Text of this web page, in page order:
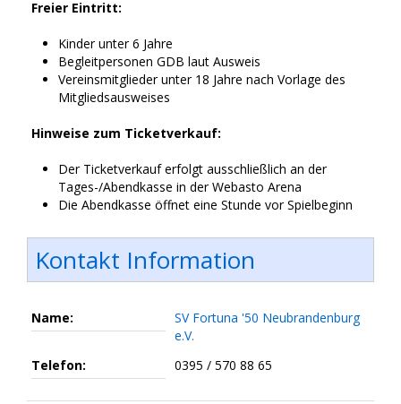
Freier Eintritt:
Kinder unter 6 Jahre
Begleitpersonen GDB laut Ausweis
Vereinsmitglieder unter 18 Jahre nach Vorlage des
Mitgliedsausweises
Hinweise zum Ticketverkauf:
Der Ticketverkauf erfolgt ausschließlich an der
Tages-/Abendkasse in der Webasto Arena
Die Abendkasse öffnet eine Stunde vor Spielbeginn
Kontakt Information
Name:
SV Fortuna '50 Neubrandenburg
e.V.
Telefon:
0395 / 570 88 65